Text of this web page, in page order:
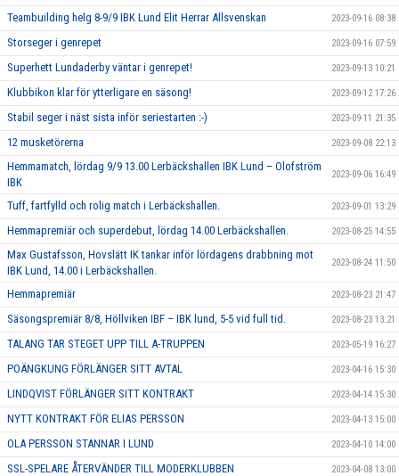
Teambuilding helg 8-9/9 IBK Lund Elit Herrar Allsvenskan 2023-09-16 08:38
Storseger i genrepet 2023-09-16 07:59
Superhett Lundaderby väntar i genrepet! 2023-09-13 10:21
Klubbikon klar för ytterligare en säsong! 2023-09-12 17:26
Stabil seger i näst sista inför seriestarten :-) 2023-09-11 21:35
12 musketörerna 2023-09-08 22:13
Hemmamatch, lördag 9/9 13.00 Lerbäckshallen IBK Lund – Olofström
IBK
2023-09-06 16:49
Tuff, fartfylld och rolig match i Lerbäckshallen. 2023-09-01 13:29
Hemmapremiär och superdebut, lördag 14.00 Lerbäckshallen. 2023-08-25 14:55
Max Gustafsson, Hovslätt IK tankar inför lördagens drabbning mot
IBK Lund, 14.00 i Lerbäckshallen.
2023-08-24 11:50
Hemmapremiär 2023-08-23 21:47
Säsongspremiär 8/8, Höllviken IBF – IBK lund, 5-5 vid full tid. 2023-08-23 13:21
TALANG TAR STEGET UPP TILL A-TRUPPEN 2023-05-19 16:27
POÄNGKUNG FÖRLÄNGER SITT AVTAL 2023-04-16 15:30
LINDQVIST FÖRLÄNGER SITT KONTRAKT 2023-04-14 15:30
NYTT KONTRAKT FÖR ELIAS PERSSON 2023-04-13 15:00
OLA PERSSON STANNAR I LUND 2023-04-10 14:00
SSL-SPELARE ÅTERVÄNDER TILL MODERKLUBBEN 2023-04-08 13:00